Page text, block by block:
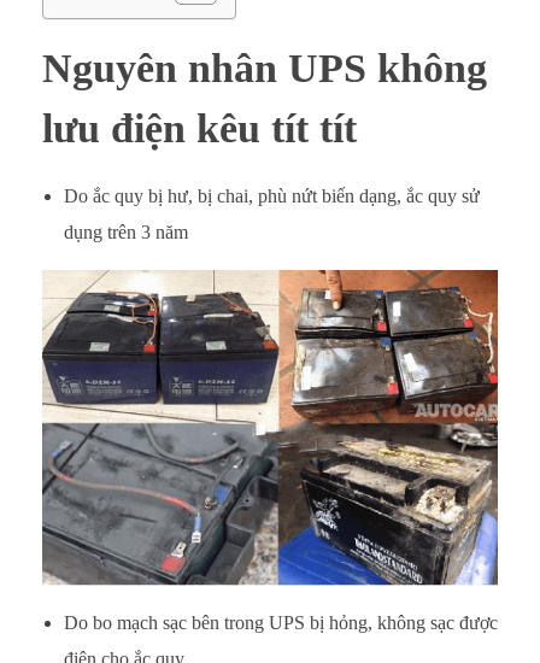
Nguyên nhân UPS không
lưu điện kêu tít tít
Do ắc quy bị hư, bị chai, phù nứt biến dạng, ắc quy sử
dụng trên 3 năm
Do bo mạch sạc bên trong UPS bị hỏng, không sạc được
điện cho ắc quy